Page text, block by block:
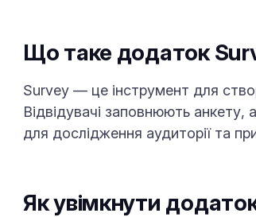
Що таке додаток
Survey — це інструмент для
Відвідувачі заповнюють анкету,
для дослідження аудиторії та
Як увімкнути